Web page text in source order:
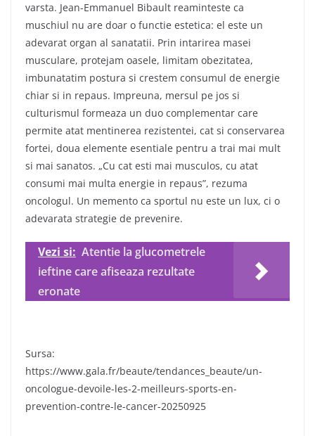
varsta. Jean-Emmanuel Bibault reaminteste ca
muschiul nu are doar o functie estetica: el este un
adevarat organ al sanatatii. Prin intarirea masei
musculare, protejam oasele, limitam obezitatea,
imbunatatim postura si crestem consumul de energie
chiar si in repaus. Impreuna, mersul pe jos si
culturismul formeaza un duo complementar care
permite atat mentinerea rezistentei, cat si conservarea
fortei, doua elemente esentiale pentru a trai mai mult
si mai sanatos. „Cu cat esti mai musculos, cu atat
consumi mai multa energie in repaus”, rezuma
oncologul. Un memento ca sportul nu este un lux, ci o
adevarata strategie de prevenire.
Vezi si: Atentie la glucometrele
ieftine care afiseaza rezultate
eronate
Sursa:
https://www.gala.fr/beaute/tendances_beaute/un-
oncologue-devoile-les-2-meilleurs-sports-en-
prevention-contre-le-cancer-20250925